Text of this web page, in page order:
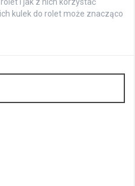
kulek do rolet może znacząco